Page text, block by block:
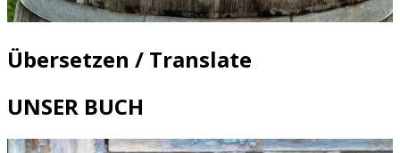
Übersetzen / Translate
UNSER BUCH